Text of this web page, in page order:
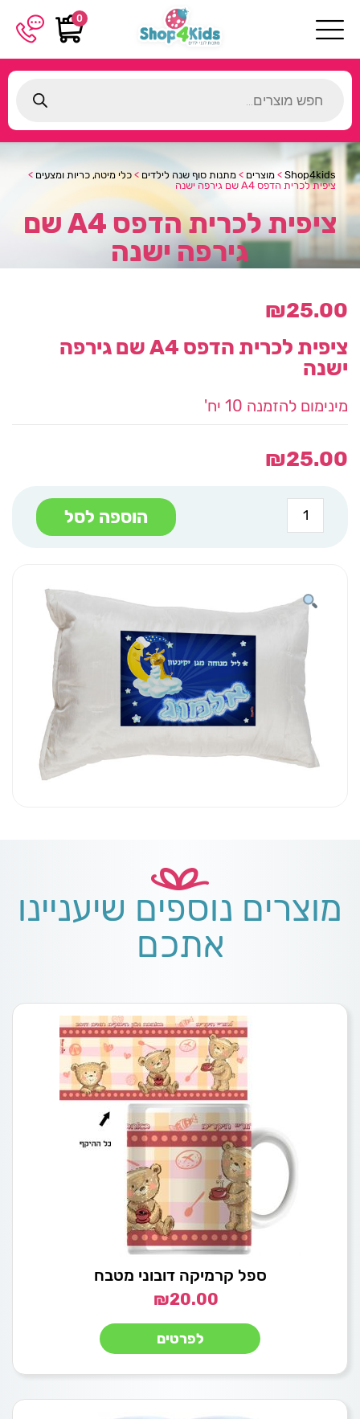
0
search
Shop4kids
> מוצרים > מתנות סוף שנה לילדים > כלי מיטה, כריות ומצעים >
ציפית לכרית הדפס A4 שם גירפה ישנה
ציפית לכרית הדפס A4 שם
גירפה ישנה
₪25.00
ציפית לכרית הדפס A4 שם גירפה
ישנה
מינימום להזמנה 10 יח'
₪25.00
כמות
של
ציפית
שם
גירפה
ישנה
הוספה לסל
מוצרים נוספים שיעניינו
אתכם
ספל קרמיקה דובוני מטבח
₪20.00
לפרטים